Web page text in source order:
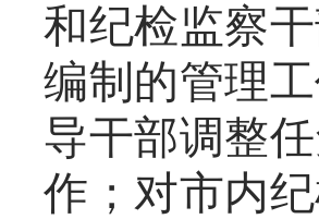
和纪检监察
编制的管理
导干部调整
作；对市内